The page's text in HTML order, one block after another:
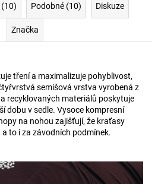
(10) Podobné (10) Diskuze
Značka
tření a maximalizuje pohyblivost,
semišová vrstva vyrobená z
recyklovaných materiálů poskytuje
dobu v sedle. Vysoce kompresní
na nohou zajišťují, že kraťasy
to i za závodních podmínek.